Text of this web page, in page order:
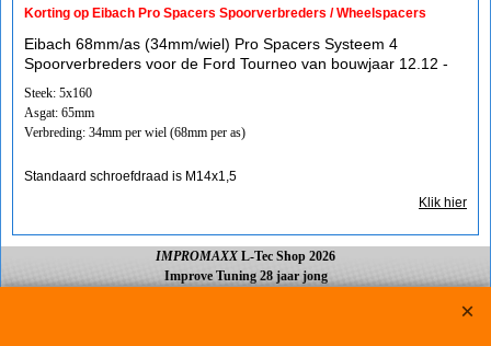
Korting op Eibach Pro Spacers Spoorverbreders / Wheelspacers
Eibach 68mm/as (34mm/wiel) Pro Spacers Systeem 4
Spoorverbreders voor de Ford Tourneo van bouwjaar 12.12 -
Steek: 5x160
Asgat: 65mm
Verbreding: 34mm per wiel (68mm per as)
Standaard schroefdraad is M14x1,5
Klik hier
IMPROMAXX L-Tec Shop 2026
Improve Tuning 28 jaar jong